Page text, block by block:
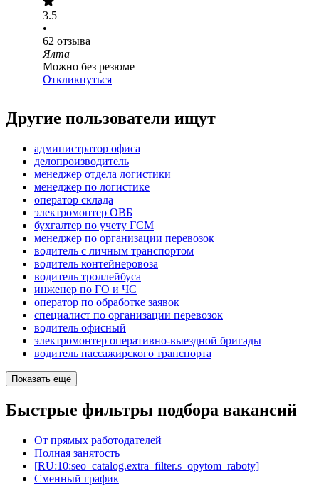
3.5
•
62 отзыва
Ялта
Можно без резюме
Откликнуться
Другие пользователи ищут
администратор офиса
делопроизводитель
менеджер отдела логистики
менеджер по логистике
оператор склада
электромонтер ОВБ
бухгалтер по учету ГСМ
менеджер по организации перевозок
водитель с личным транспортом
водитель контейнеровоза
водитель троллейбуса
инженер по ГО и ЧС
оператор по обработке заявок
специалист по организации перевозок
водитель офисный
электромонтер оперативно-выездной бригады
водитель пассажирского транспорта
Показать ещё
Быстрые фильтры подбора вакансий
От прямых работодателей
Полная занятость
[RU:10:seo_catalog.extra_filter.s_opytom_raboty]
Сменный график